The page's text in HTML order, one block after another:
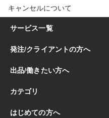
キャンセルについて